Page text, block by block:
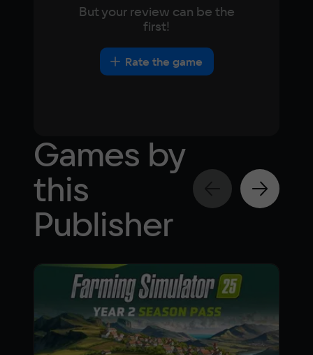
But your review can be the
first!
Rate the game
Games by
this
Publisher